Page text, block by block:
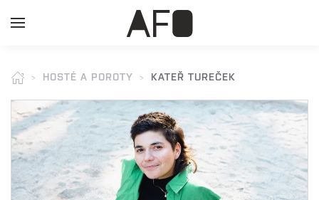
HOSTÉ A POROTY KATEŘ TUREČEK